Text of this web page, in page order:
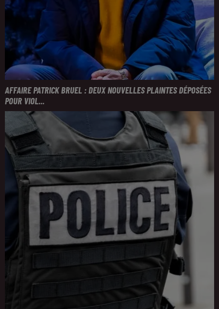
AFFAIRE PATRICK BRUEL : DEUX NOUVELLES PLAINTES DÉPOSÉES
POUR VIOL...